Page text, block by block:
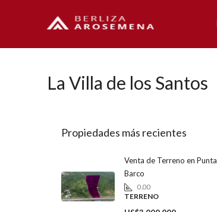
La Villa de los Santos
Propiedades más recientes
Venta de Terreno en Punta
Barco
0.00
TERRENO